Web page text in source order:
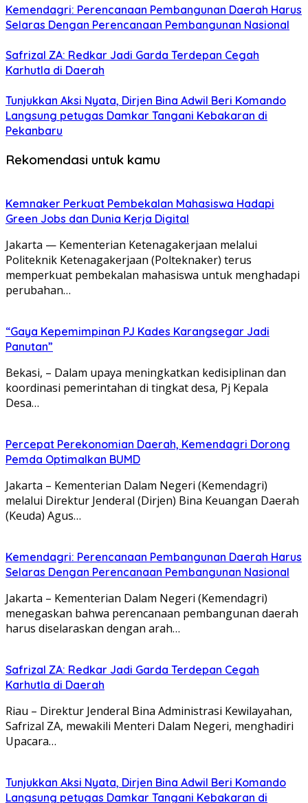
Kemendagri: Perencanaan Pembangunan Daerah Harus
Selaras Dengan Perencanaan Pembangunan Nasional
Safrizal ZA: Redkar Jadi Garda Terdepan Cegah
Karhutla di Daerah
Tunjukkan Aksi Nyata, Dirjen Bina Adwil Beri Komando
Langsung petugas Damkar Tangani Kebakaran di
Pekanbaru
Rekomendasi untuk kamu
Kemnaker Perkuat Pembekalan Mahasiswa Hadapi
Green Jobs dan Dunia Kerja Digital
Jakarta — Kementerian Ketenagakerjaan melalui
Politeknik Ketenagakerjaan (Polteknaker) terus
memperkuat pembekalan mahasiswa untuk menghadapi
perubahan…
“Gaya Kepemimpinan PJ Kades Karangsegar Jadi
Panutan”
Bekasi, – Dalam upaya meningkatkan kedisiplinan dan
koordinasi pemerintahan di tingkat desa, Pj Kepala
Desa…
Percepat Perekonomian Daerah, Kemendagri Dorong
Pemda Optimalkan BUMD
Jakarta – Kementerian Dalam Negeri (Kemendagri)
melalui Direktur Jenderal (Dirjen) Bina Keuangan Daerah
(Keuda) Agus…
Kemendagri: Perencanaan Pembangunan Daerah Harus
Selaras Dengan Perencanaan Pembangunan Nasional
Jakarta – Kementerian Dalam Negeri (Kemendagri)
menegaskan bahwa perencanaan pembangunan daerah
harus diselaraskan dengan arah…
Safrizal ZA: Redkar Jadi Garda Terdepan Cegah
Karhutla di Daerah
Riau – Direktur Jenderal Bina Administrasi Kewilayahan,
Safrizal ZA, mewakili Menteri Dalam Negeri, menghadiri
Upacara…
Tunjukkan Aksi Nyata, Dirjen Bina Adwil Beri Komando
Langsung petugas Damkar Tangani Kebakaran di